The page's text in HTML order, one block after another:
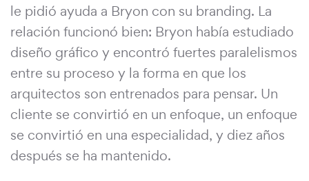
le pidió ayuda a Bryon con su branding. La
relación funcionó bien: Bryon había estudiado
diseño gráfico y encontró fuertes paralelismos
entre su proceso y la forma en que los
arquitectos son entrenados para pensar. Un
cliente se convirtió en un enfoque, un enfoque
se convirtió en una especialidad, y diez años
después se ha mantenido.